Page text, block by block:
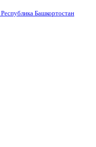
Башкортостан